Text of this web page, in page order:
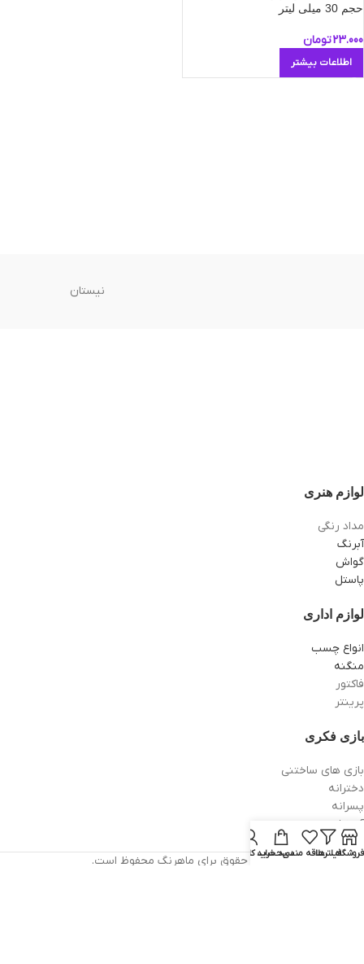
حجم 30 میلی لیتر
23.000تومان
اطلاعات بیشتر
نیستان
لوازم هنری
مداد رنگی
آبرنگ
گواش
پاستل
لوازم اداری
انواع چسب
منگنه
فاکتور
پرینتر
بازی فکری
بازی های ساختنی
دخترانه
پسرانه
آموزشی
سرگرمی
تمام حقوق برای ماهرنگ محفوظ است.
فروشگاهفیلترهاعلاقه مندیسبد خرید
حساب کاربری من